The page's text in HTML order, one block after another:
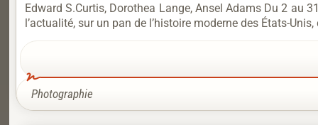
Edward S.Curtis, Dorothea Lange, Ansel Adams Du 2 au
l’actualité, sur un pan de l’histoire moderne des États-
Photographie